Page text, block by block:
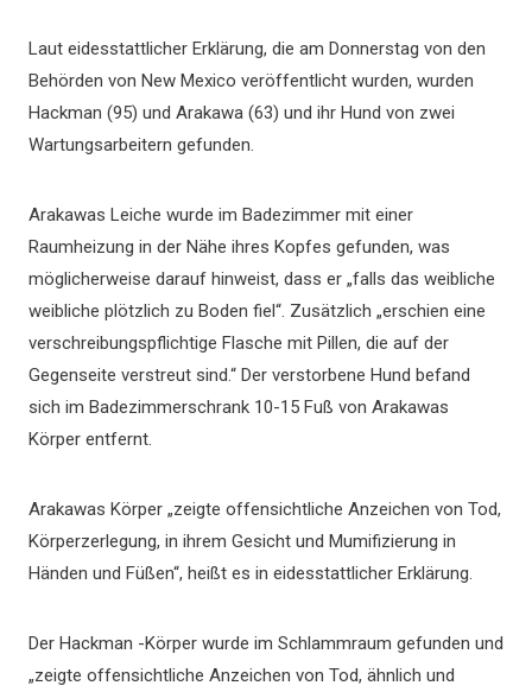
Laut eidesstattlicher Erklärung, die am Donnerstag von den
Behörden von New Mexico veröffentlicht wurden, wurden
Hackman (95) und Arakawa (63) und ihr Hund von zwei
Wartungsarbeitern gefunden.
Arakawas Leiche wurde im Badezimmer mit einer
Raumheizung in der Nähe ihres Kopfes gefunden, was
möglicherweise darauf hinweist, dass er „falls das weibliche
weibliche plötzlich zu Boden fiel“. Zusätzlich „erschien eine
verschreibungspflichtige Flasche mit Pillen, die auf der
Gegenseite verstreut sind.“ Der verstorbene Hund befand
sich im Badezimmerschrank 10-15 Fuß von Arakawas
Körper entfernt.
Arakawas Körper „zeigte offensichtliche Anzeichen von Tod,
Körperzerlegung, in ihrem Gesicht und Mumifizierung in
Händen und Füßen“, heißt es in eidesstattlicher Erklärung.
Der Hackman -Körper wurde im Schlammraum gefunden und
„zeigte offensichtliche Anzeichen von Tod, ähnlich und